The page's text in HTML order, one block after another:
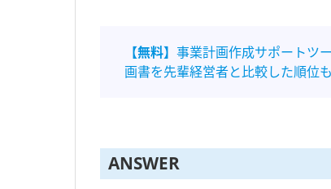
【無料】 事業計画作成サポートツー
画書を先輩経営者と比較した順位
ANSWER